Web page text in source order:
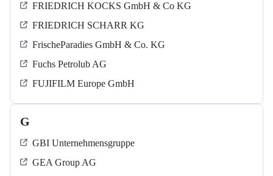
FRIEDRICH KOCKS GmbH & Co KG
FRIEDRICH SCHARR KG
FrischeParadies GmbH & Co. KG
Fuchs Petrolub AG
FUJIFILM Europe GmbH
G
GBI Unternehmensgruppe
GEA Group AG